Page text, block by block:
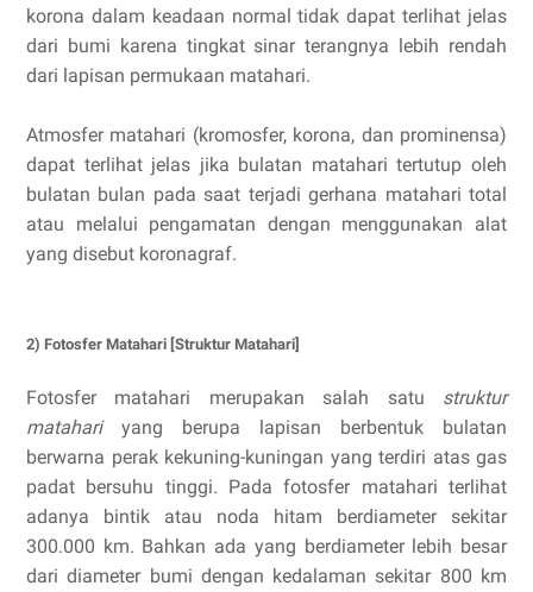
korona dalam keadaan normal tidak dapat terlihat jelas
dari bumi karena tingkat sinar terangnya lebih rendah
dari lapisan permukaan matahari.
Atmosfer matahari (kromosfer, korona, dan prominensa)
dapat terlihat jelas jika bulatan matahari tertutup oleh
bulatan bulan pada saat terjadi gerhana matahari total
atau melalui pengamatan dengan menggunakan alat
yang disebut koronagraf.
2) Fotosfer Matahari [Struktur Matahari]
Fotosfer matahari merupakan salah satu struktur
matahariyang berupa lapisan berbentuk bulatan
berwarna perak kekuning-kuningan yang terdiri atas gas
padat bersuhu tinggi. Pada fotosfer matahari terlihat
adanya bintik atau noda hitam berdiameter sekitar
300.000 km. Bahkan ada yang berdiameter lebih besar
dari diameter bumi dengan kedalaman sekitar 800 km